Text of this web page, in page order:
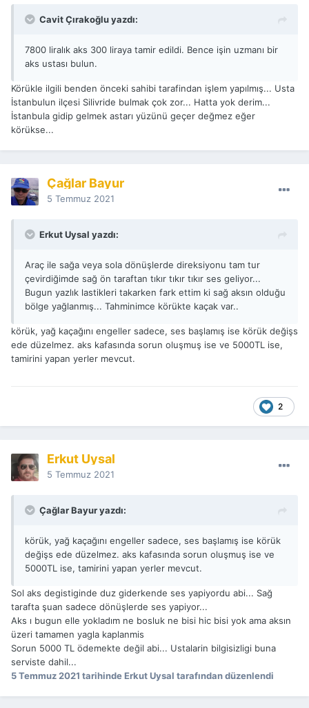
Cavit Çırakoğlu yazdı:
7800 liralık aks 300 liraya tamir edildi. Bence işin uzmanı bir
aks ustası bulun.
Körükle ilgili benden önceki sahibi tarafindan işlem yapılmış... Usta
İstanbulun ilçesi Silivride bulmak çok zor... Hatta yok derim...
İstanbula gidip gelmek astarı yüzünü geçer değmez eğer
körükse...
Çağlar Bayur
5 Temmuz 2021
Erkut Uysal yazdı:
Araç ile sağa veya sola dönüşlerde direksiyonu tam tur
çevirdiğimde sağ ön taraftan tıkır tıkır tıkır ses geliyor...
Bugun yazlık lastikleri takarken fark ettim ki sağ aksın olduğu
bölge yağlanmış... Tahminimce körükte kaçak var..
körük, yağ kaçağını engeller sadece, ses başlamış ise körük değişs
ede düzelmez. aks kafasında sorun oluşmuş ise ve 5000TL ise,
tamirini yapan yerler mevcut.
2
Erkut Uysal
5 Temmuz 2021
Çağlar Bayur yazdı:
körük, yağ kaçağını engeller sadece, ses başlamış ise körük
değişs ede düzelmez. aks kafasında sorun oluşmuş ise ve
5000TL ise, tamirini yapan yerler mevcut.
Sol aks degistiginde duz giderkende ses yapiyordu abi... Sağ
tarafta şuan sadece dönüşlerde ses yapiyor...
Aks ı bugun elle yokladım ne bosluk ne bisi hic bisi yok ama aksın
üzeri tamamen yagla kaplanmis
Sorun 5000 TL ödemekte değil abi... Ustalarin bilgisizligi buna
serviste dahil...
5 Temmuz 2021 tarihinde Erkut Uysal tarafından düzenlendi